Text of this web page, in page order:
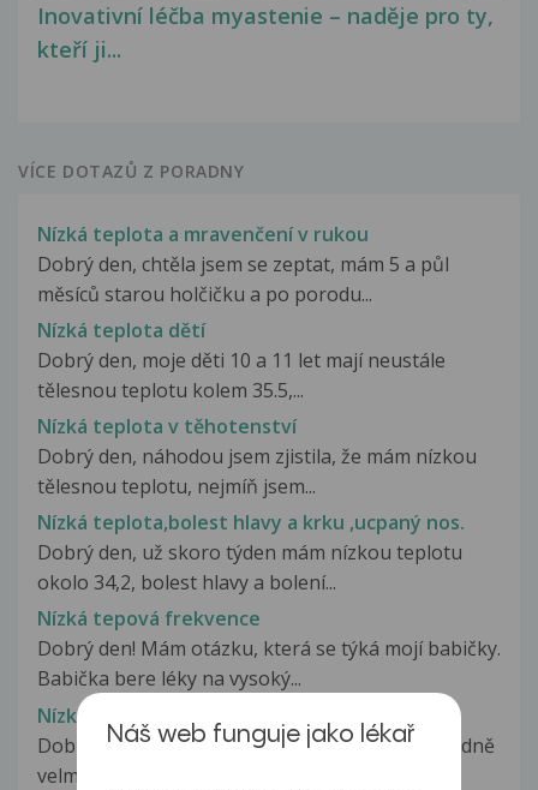
Inovativní léčba myastenie – naděje pro ty,
kteří ji...
VÍCE DOTAZŮ Z PORADNY
Nízká teplota a mravenčení v rukou
Dobrý den, chtěla jsem se zeptat, mám 5 a půl
měsíců starou holčičku a po porodu...
Nízká teplota dětí
Dobrý den, moje děti 10 a 11 let mají neustále
tělesnou teplotu kolem 35.5,...
Nízká teplota v těhotenství
Dobrý den, náhodou jsem zjistila, že mám nízkou
tělesnou teplotu, nejmíň jsem...
Nízká teplota,bolest hlavy a krku ,ucpaný nos.
Dobrý den, už skoro týden mám nízkou teplotu
okolo 34,2, bolest hlavy a bolení...
Nízká tepová frekvence
Dobrý den! Mám otázku, která se týká mojí babičky.
Babička bere léky na vysoký...
Nízká tepová frekvence
Dobrý den, ráda bych Vás požádala o radu ohledně
velmi nízké tepové frekvence...
Náš web funguje jako lékař